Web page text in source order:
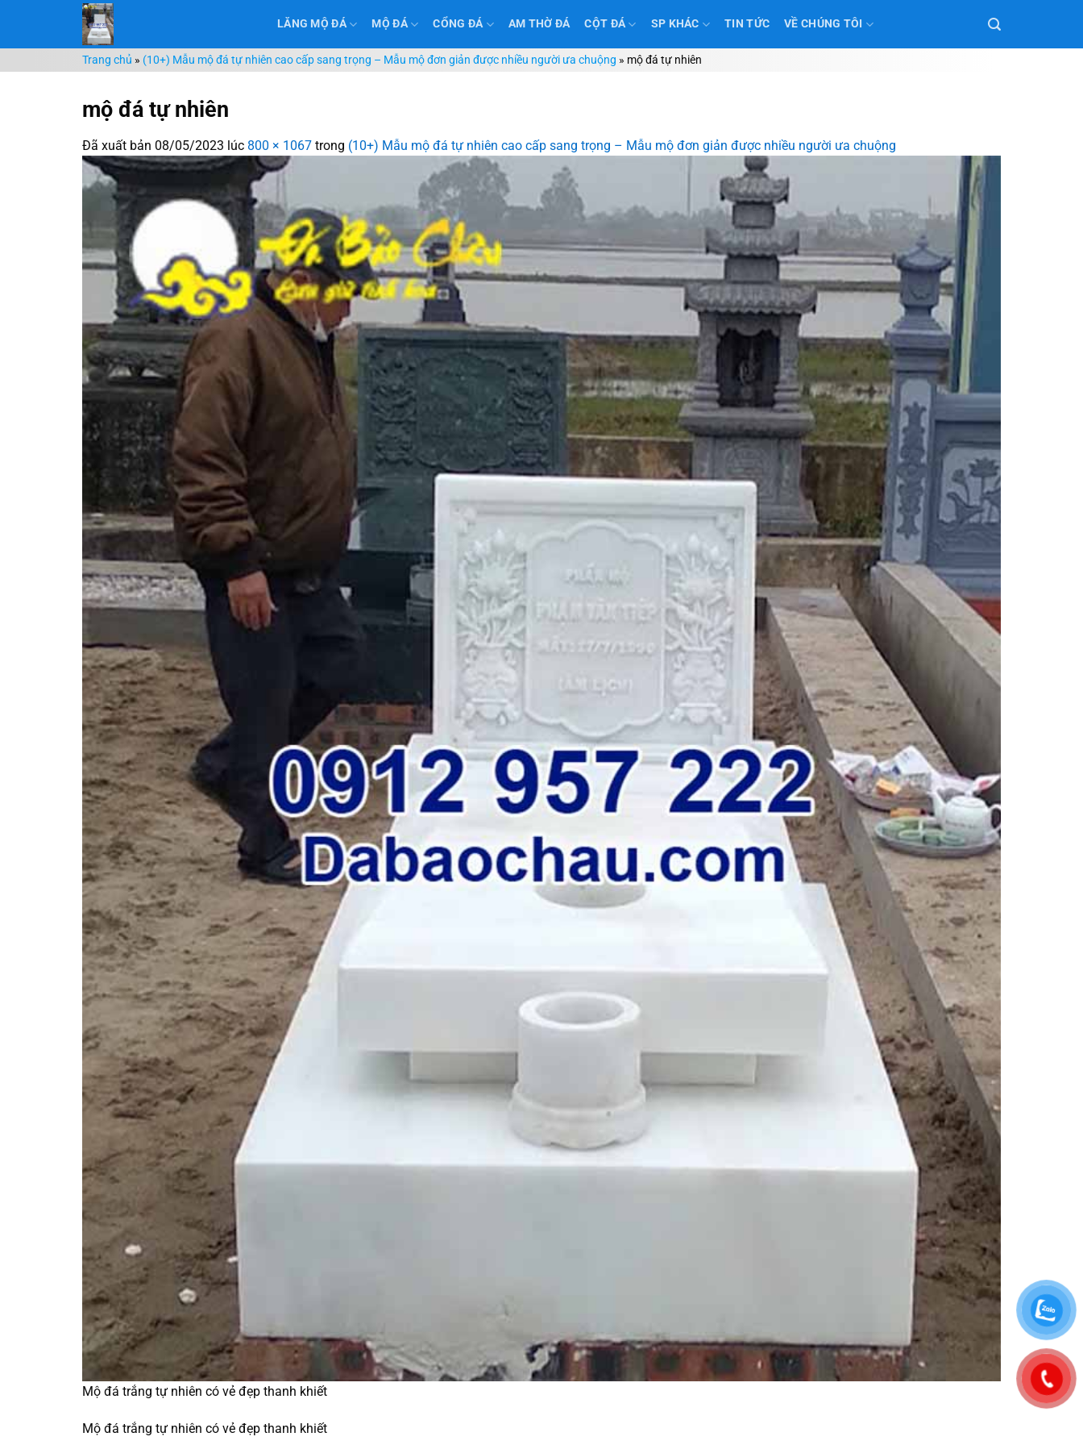
nội
dung
LĂNG MỘ ĐÁ MỘ ĐÁ CỔNG ĐÁ AM THỜ ĐÁ CỘT ĐÁ SP KHÁC TIN TỨC VỀ CHÚNG TÔI
Trang chủ » (10+) Mẫu mộ đá tự nhiên cao cấp sang trọng – Mẫu mộ đơn giản được nhiều người ưa chuộng » mộ đá tự nhiên
mộ đá tự nhiên
Đã xuất bản 08/05/2023 lúc 800 × 1067 trong (10+) Mẫu mộ đá tự nhiên cao cấp sang trọng – Mẫu mộ đơn giản được nhiều người ưa chuộng
Mộ đá trắng tự nhiên có vẻ đẹp thanh khiết
Mộ đá trắng tự nhiên có vẻ đẹp thanh khiết